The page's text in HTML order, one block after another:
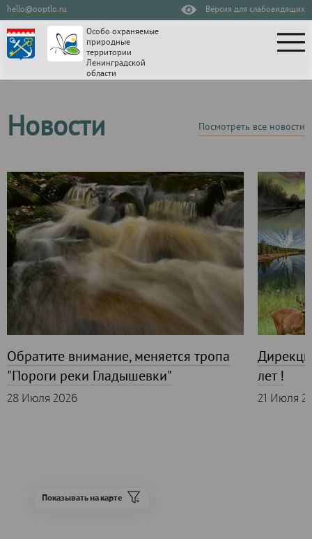
hello@ooptlo.ru Версия для слабовидящих
Особо охраняемые
природные
территории
Ленинградской
области
Новости Посмотреть все новости
Обратите внимание, меняется тропа
"Пороги реки Гладышевки"
28 Июля 2026
лет !
21 Июля
Показывать на карте